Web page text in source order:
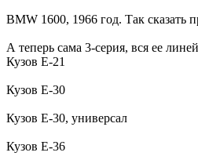
BMW 1600, 1966 год. Так сказать
А теперь сама 3-серия, вся ее
Кузов E-21
Кузов E-30
Кузов E-30, универсал
Кузов E-36